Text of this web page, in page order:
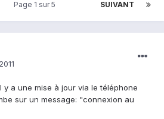
SUIVANT
Page 1 sur 5
a une mise à jour via le téléphone
sur un message: "connexion au